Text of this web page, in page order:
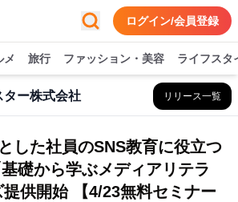
ログイン/会員登録
メ 旅行 ファッション・美容 ライフスタ
ター株式会社 リリース一覧
した社員のSNS教育に役立つ
礎から学ぶメディアリテラ
供開始 【4/23無料セミナー